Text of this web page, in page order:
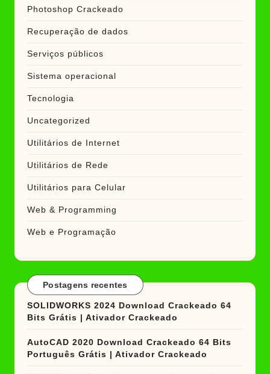
Photoshop Crackeado
Recuperação de dados
Serviços públicos
Sistema operacional
Tecnologia
Uncategorized
Utilitários de Internet
Utilitários de Rede
Utilitários para Celular
Web & Programming
Web e Programação
Postagens recentes
SOLIDWORKS 2024 Download Crackeado 64
Bits Grátis | Ativador Crackeado
AutoCAD 2020 Download Crackeado 64 Bits
Português Grátis | Ativador Crackeado